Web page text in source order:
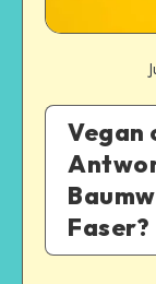
Vegan
Faser?